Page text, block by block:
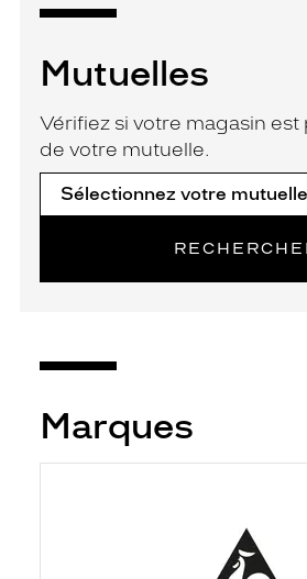
Mutuelles
Vérifiez si votre magasin est
de votre mutuelle.
Marques